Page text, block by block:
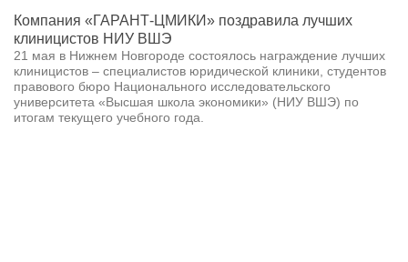
Компания «ГАРАНТ-ЦМИКИ» поздравила лучших
клиницистов НИУ ВШЭ
21 мая в Нижнем Новгороде состоялось награждение лучших
клиницистов – специалистов юридической клиники, студентов
правового бюро Национального исследовательского
университета «Высшая школа экономики» (НИУ ВШЭ) по
итогам текущего учебного года.